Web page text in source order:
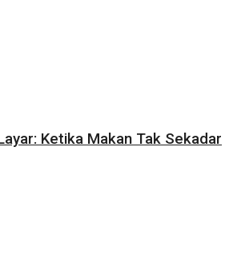
Ketika Makan Tak Sekadar